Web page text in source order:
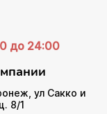
до 24:00
ул Сакко и
8/1